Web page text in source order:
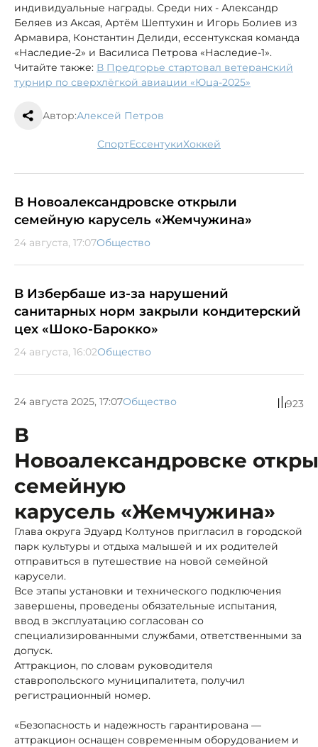
индивидуальные награды. Среди них - Александр
Беляев из Аксая, Артём Шептухин и Игорь Болиев из
Армавира, Константин Делиди, ессентукская команда
«Наследие-2» и Василиса Петрова «Наследие-1».
Читайте также: В Предгорье стартовал ветеранский
турнир по сверхлёгкой авиации «Юца-2025»
Автор:Алексей Петров
спорт Ессентуки хоккей
В Новоалександровске открыли
семейную карусель «Жемчужина»
24 августа, 17:07Общество
В Избербаше из-за нарушений
санитарных норм закрыли кондитерский
цех «Шоко-Барокко»
24 августа, 16:02Общество
24 августа 2025, 17:07Общество 923
В
Новоалександровске
семейную
карусель «Жемчужина»
Глава округа Эдуард Колтунов пригласил в городской
парк культуры и отдыха малышей и их родителей
отправиться в путешествие на новой семейной
карусели.
Все этапы установки и технического подключения
завершены, проведены обязательные испытания,
ввод в эксплуатацию согласован со
специализированными службами, ответственными за
допуск.
Аттракцион, по словам руководителя
ставропольского муниципалитета, получил
регистрационный номер.
«Безопасность и надежность гарантирована —
аттракцион оснащен современным оборудованием и